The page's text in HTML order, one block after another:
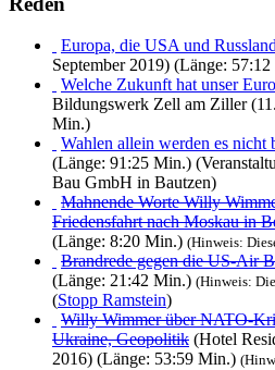
Europa, die USA und Russland
September 2019) (Länge:
Welche Zukunft hat unser
Bildungswerk Zell am Ziller
Min.)
Wahlen allein werden es nicht
(Länge: 91:25 Min.)
Bau GmbH in Bautzen)
Mahnende Worte Willy
Friedensfahrt nach Moskau in
(Länge: 8:20 Min.) (Hinweis:
Brandrede gegen die US-Air
(Länge: 21:42 Min.) (Hinweis:
(Stopp Ramstein)
Willy Wimmer über NATO-
Ukraine, Geopolitik (Hotel
2016) (Länge: 53:59 Min.)